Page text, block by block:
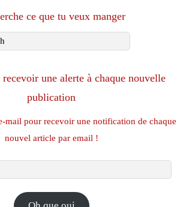
ce que tu veux manger
une alerte à chaque nouvelle
publication
mail pour recevoir une notification de chaque
nouvel article par email !